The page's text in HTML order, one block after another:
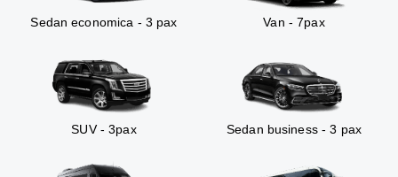
Sedan economica - 3 pax Van - 7pax
SUV - 3pax Sedan business - 3 pax